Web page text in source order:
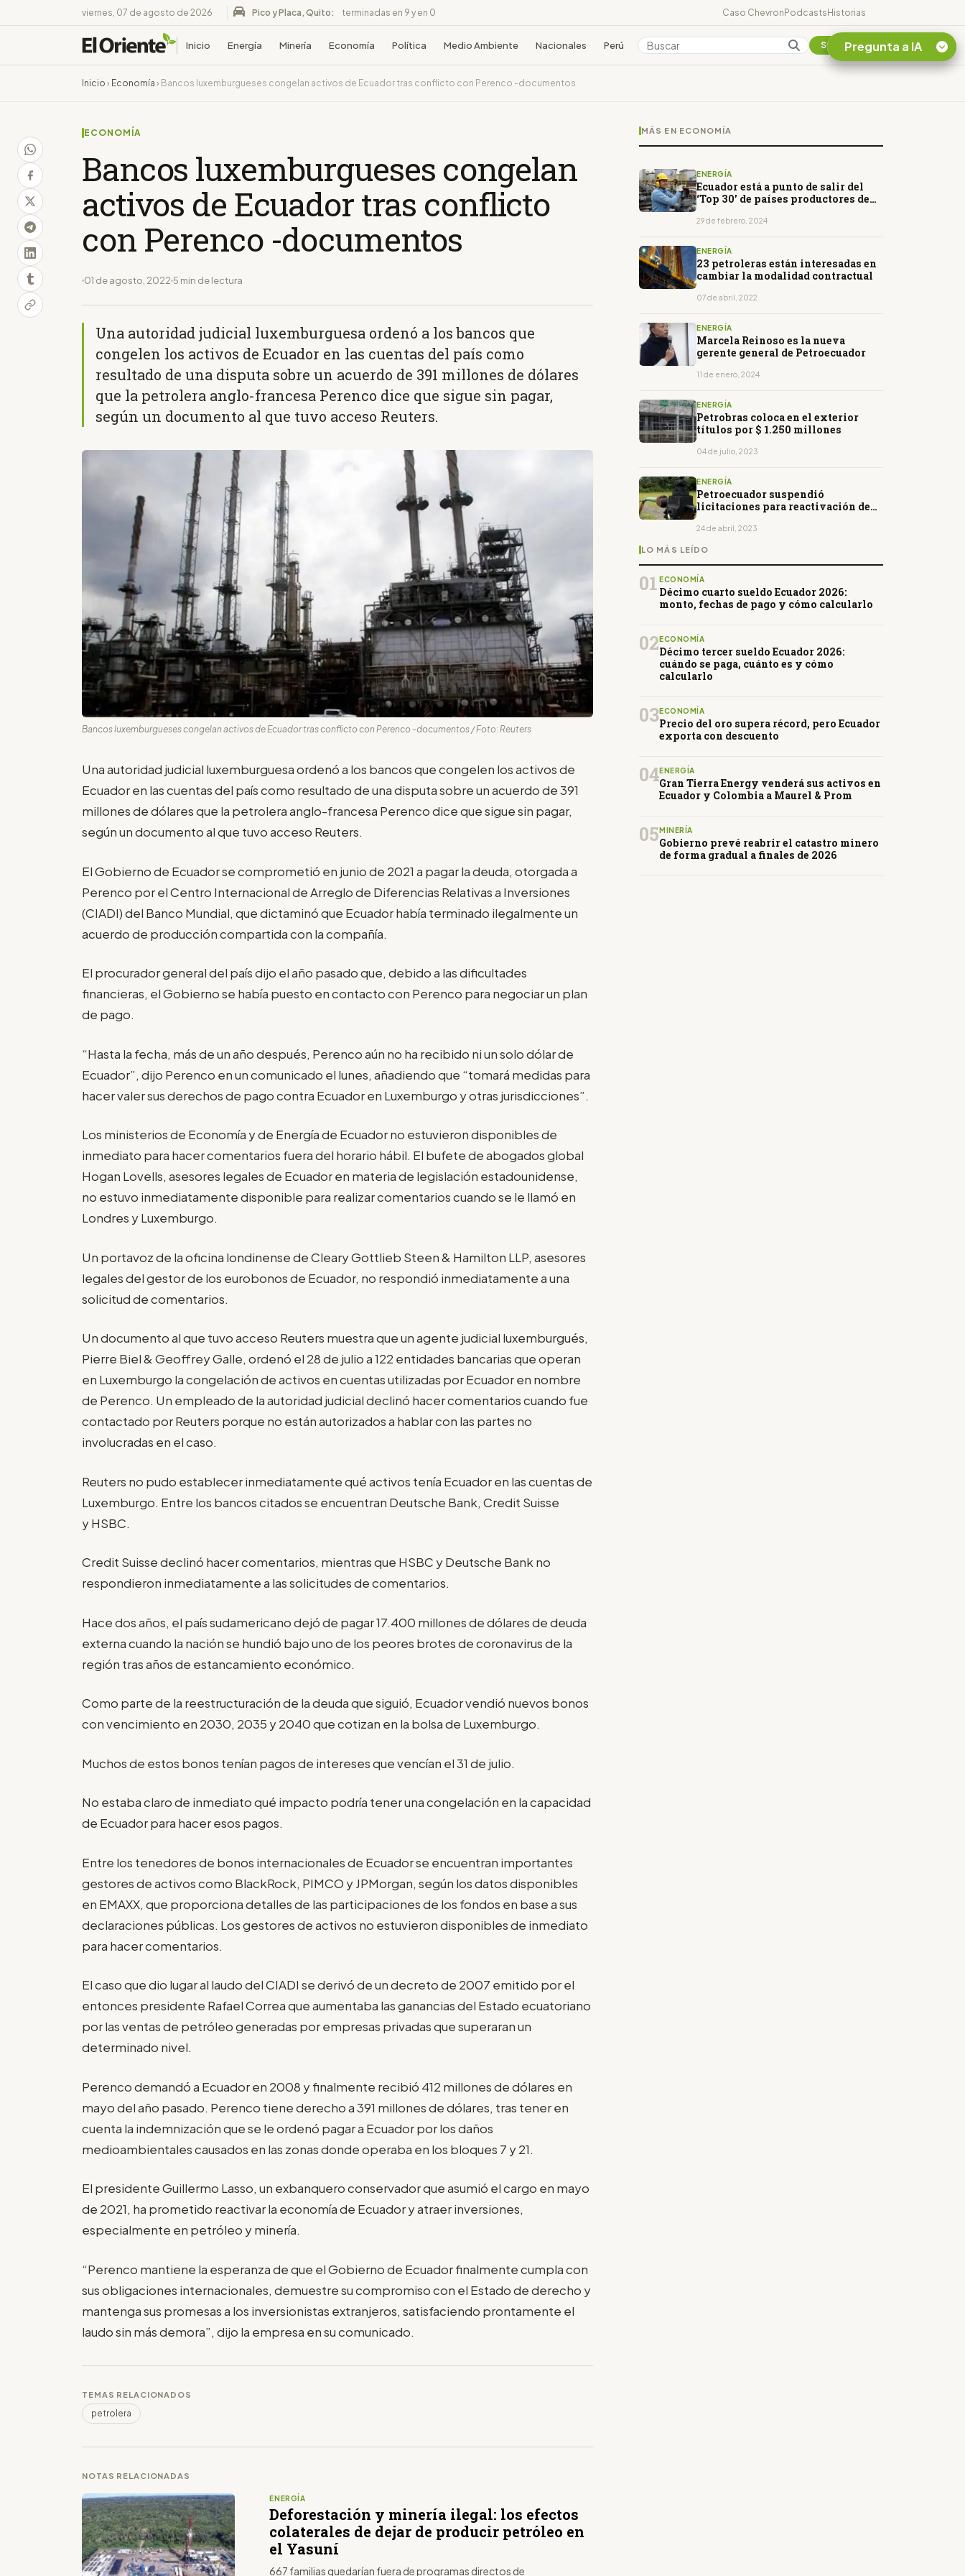
viernes, 07 de agosto de 2026 Pico y Placa, Quito: terminadas en 9 y en 0 Caso ChevronPodcastsHistorias
Inicio Energía Minería Economía Política Medio Ambiente Nacionales Perú Colombia Suscribirse
Inicio › Economía › Bancos luxemburgueses congelan activos de Ecuador tras conflicto con Perenco -documentos
ECONOMÍA
Bancos luxemburgueses congelan
activos de Ecuador tras conflicto
con Perenco -documentos
01 de agosto, 20225 min de lectura
Una autoridad judicial luxemburguesa ordenó a los bancos que
congelen los activos de Ecuador en las cuentas del país como
resultado de una disputa sobre un acuerdo de 391 millones de dólares
que la petrolera anglo-francesa Perenco dice que sigue sin pagar,
según un documento al que tuvo acceso Reuters.
Bancos luxemburgueses congelan activos de Ecuador tras conflicto con Perenco -documentos / Foto: Reuters
Una autoridad judicial luxemburguesa ordenó a los bancos que congelen los activos de
Ecuador en las cuentas del país como resultado de una disputa sobre un acuerdo de 391
millones de dólares que la petrolera anglo-francesa Perenco dice que sigue sin pagar,
según un documento al que tuvo acceso Reuters.
El Gobierno de Ecuador se comprometió en junio de 2021 a pagar la deuda, otorgada a
Perenco por el Centro Internacional de Arreglo de Diferencias Relativas a Inversiones
(CIADI) del Banco Mundial, que dictaminó que Ecuador había terminado ilegalmente un
acuerdo de producción compartida con la compañía.
El procurador general del país dijo el año pasado que, debido a las dificultades
financieras, el Gobierno se había puesto en contacto con Perenco para negociar un plan
de pago.
“Hasta la fecha, más de un año después, Perenco aún no ha recibido ni un solo dólar de
Ecuador”, dijo Perenco en un comunicado el lunes, añadiendo que “tomará medidas para
hacer valer sus derechos de pago contra Ecuador en Luxemburgo y otras jurisdicciones”.
Los ministerios de Economía y de Energía de Ecuador no estuvieron disponibles de
inmediato para hacer comentarios fuera del horario hábil. El bufete de abogados global
Hogan Lovells, asesores legales de Ecuador en materia de legislación estadounidense,
no estuvo inmediatamente disponible para realizar comentarios cuando se le llamó en
Londres y Luxemburgo.
Un portavoz de la oficina londinense de Cleary Gottlieb Steen & Hamilton LLP, asesores
legales del gestor de los eurobonos de Ecuador, no respondió inmediatamente a una
solicitud de comentarios.
Un documento al que tuvo acceso Reuters muestra que un agente judicial luxemburgués,
Pierre Biel & Geoffrey Galle, ordenó el 28 de julio a 122 entidades bancarias que operan
en Luxemburgo la congelación de activos en cuentas utilizadas por Ecuador en nombre
de Perenco. Un empleado de la autoridad judicial declinó hacer comentarios cuando fue
contactado por Reuters porque no están autorizados a hablar con las partes no
involucradas en el caso.
Reuters no pudo establecer inmediatamente qué activos tenía Ecuador en las cuentas de
Luxemburgo. Entre los bancos citados se encuentran Deutsche Bank, Credit Suisse
y HSBC.
Credit Suisse declinó hacer comentarios, mientras que HSBC y Deutsche Bank no
respondieron inmediatamente a las solicitudes de comentarios.
Hace dos años, el país sudamericano dejó de pagar 17.400 millones de dólares de deuda
externa cuando la nación se hundió bajo uno de los peores brotes de coronavirus de la
región tras años de estancamiento económico.
Como parte de la reestructuración de la deuda que siguió, Ecuador vendió nuevos bonos
con vencimiento en 2030, 2035 y 2040 que cotizan en la bolsa de Luxemburgo.
Muchos de estos bonos tenían pagos de intereses que vencían el 31 de julio.
No estaba claro de inmediato qué impacto podría tener una congelación en la capacidad
de Ecuador para hacer esos pagos.
Entre los tenedores de bonos internacionales de Ecuador se encuentran importantes
gestores de activos como BlackRock, PIMCO y JPMorgan, según los datos disponibles
en EMAXX, que proporciona detalles de las participaciones de los fondos en base a sus
declaraciones públicas. Los gestores de activos no estuvieron disponibles de inmediato
para hacer comentarios.
El caso que dio lugar al laudo del CIADI se derivó de un decreto de 2007 emitido por el
entonces presidente Rafael Correa que aumentaba las ganancias del Estado ecuatoriano
por las ventas de petróleo generadas por empresas privadas que superaran un
determinado nivel.
Perenco demandó a Ecuador en 2008 y finalmente recibió 412 millones de dólares en
mayo del año pasado. Perenco tiene derecho a 391 millones de dólares, tras tener en
cuenta la indemnización que se le ordenó pagar a Ecuador por los daños
medioambientales causados en las zonas donde operaba en los bloques 7 y 21.
El presidente Guillermo Lasso, un exbanquero conservador que asumió el cargo en mayo
de 2021, ha prometido reactivar la economía de Ecuador y atraer inversiones,
especialmente en petróleo y minería.
“Perenco mantiene la esperanza de que el Gobierno de Ecuador finalmente cumpla con
sus obligaciones internacionales, demuestre su compromiso con el Estado de derecho y
mantenga sus promesas a los inversionistas extranjeros, satisfaciendo prontamente el
laudo sin más demora”, dijo la empresa en su comunicado.
TEMAS RELACIONADOS
petrolera
NOTAS RELACIONADAS
ENERGÍA
Deforestación y minería ilegal: los efectos
colaterales de dejar de producir petróleo en
el Yasuní
667 familias quedarían fuera de programas directos de
MÁS EN ECONOMÍA
ENERGÍA
Ecuador está a punto de salir del
‘Top 30’ de países productores de
29 de febrero, 2024
ENERGÍA
23 petroleras están interesadas en
cambiar la modalidad contractual
07 de abril, 2022
ENERGÍA
Marcela Reinoso es la nueva
gerente general de Petroecuador
11 de enero, 2024
ENERGÍA
Petrobras coloca en el exterior
títulos por $ 1.250 millones
04 de julio, 2023
ENERGÍA
Petroecuador suspendió
licitaciones para reactivación de
24 de abril, 2023
LO MÁS LEÍDO
01 ECONOMÍA
Décimo cuarto sueldo Ecuador 2026:
monto, fechas de pago y cómo calcularlo
02 ECONOMÍA
Décimo tercer sueldo Ecuador 2026:
cuándo se paga, cuánto es y cómo
calcularlo
03ECONOMÍA
Precio del oro supera récord, pero Ecuador
exporta con descuento
04ENERGÍA
Gran Tierra Energy venderá sus activos en
Ecuador y Colombia a Maurel & Prom
05 MINERÍA
Gobierno prevé reabrir el catastro minero
de forma gradual a finales de 2026
Pregunta a IA
¿En que consiste la